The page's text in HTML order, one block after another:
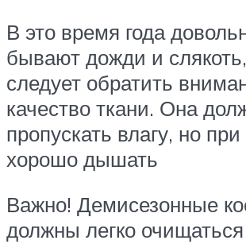
В это время года
бывают дожди и
следует обратить
качество ткани. Она
пропускать влагу, но
хорошо дышать
Важно! Демисезонные
должны легко очищаться